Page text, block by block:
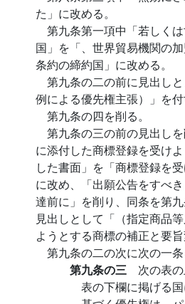
た」に改める。
第九条第一項中「若しく
国」を「、世界貿易機関の
条約の締約国」に改める。
第九条の二の前に見出し
例による優先権主張）」を付
第九条の四を削る。
第九条の三の前の見出し
に添付した商標登録を受け
した書面」を「商標登録を
に改め、「出願公告をすべ
達前に」を削り、同条を第
見出しとして「（指定商品
ようとする商標の補正と要旨
第九条の二の次に次の一条
第九条の三 次の表
表の下欄に掲げる